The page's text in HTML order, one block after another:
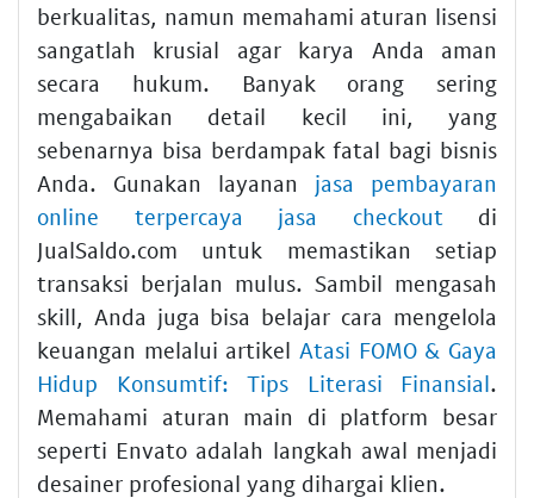
berkualitas, namun memahami aturan lisensi
sangatlah krusial agar karya Anda aman
secara hukum. Banyak orang sering
mengabaikan detail kecil ini, yang
sebenarnya bisa berdampak fatal bagi bisnis
Anda. Gunakan layanan jasa pembayaran
online terpercaya jasa checkout di
JualSaldo.com untuk memastikan setiap
transaksi berjalan mulus. Sambil mengasah
skill, Anda juga bisa belajar cara mengelola
keuangan melalui artikel Atasi FOMO & Gaya
Hidup Konsumtif: Tips Literasi Finansial.
Memahami aturan main di platform besar
seperti Envato adalah langkah awal menjadi
desainer profesional yang dihargai klien.